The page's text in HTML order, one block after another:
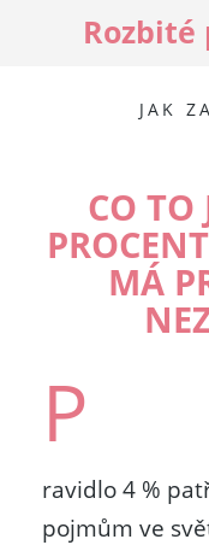
Rozbité
JAK
CO TO
MÁ
P
ravidlo 4 %
pojmům ve